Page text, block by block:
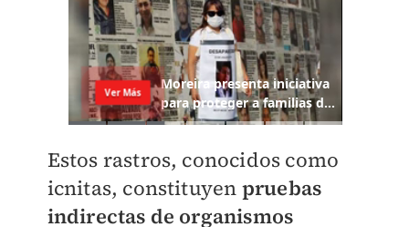
Estos rastros, conocidos como
icnitas, constituyen pruebas
indirectas de organismos